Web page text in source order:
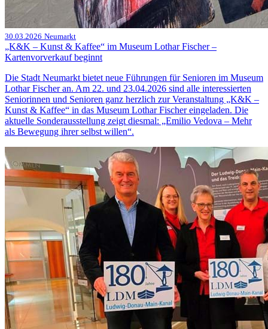
30.03.2026 Neumarkt
„K&K – Kunst & Kaffee“ im Museum Lothar Fischer –
Kartenvorverkauf beginnt
Die Stadt Neumarkt bietet neue Führungen für Senioren im Museum
Lothar Fischer an. Am 22. und 23.04.2026 sind alle interessierten
Seniorinnen und Senioren ganz herzlich zur Veranstaltung „K&K –
Kunst & Kaffee“ in das Museum Lothar Fischer eingeladen. Die
aktuelle Sonderausstellung zeigt diesmal: „Emilio Vedova – Mehr
als Bewegung ihrer selbst willen“.